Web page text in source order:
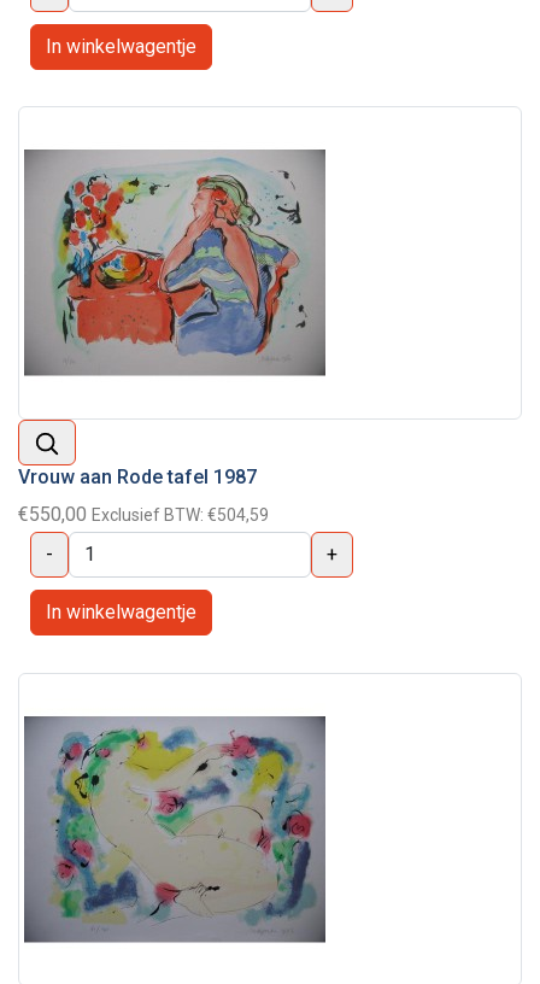
Vrouw aan Rode tafel 1987
€550,00 Exclusief BTW: €504,59
- +